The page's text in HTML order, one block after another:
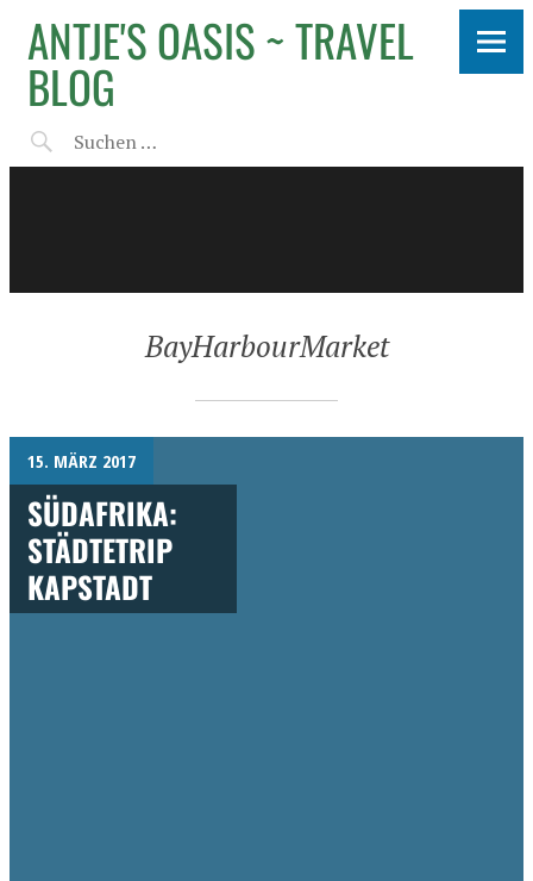
ANTJE'S OASIS ~ TRAVEL
BLOG
BayHarbourMarket
15. MÄRZ 2017
SÜDAFRIKA:
STÄDTETRIP
KAPSTADT